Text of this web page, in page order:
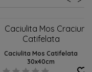
Caciulita Mos Catifelata
30x40cm